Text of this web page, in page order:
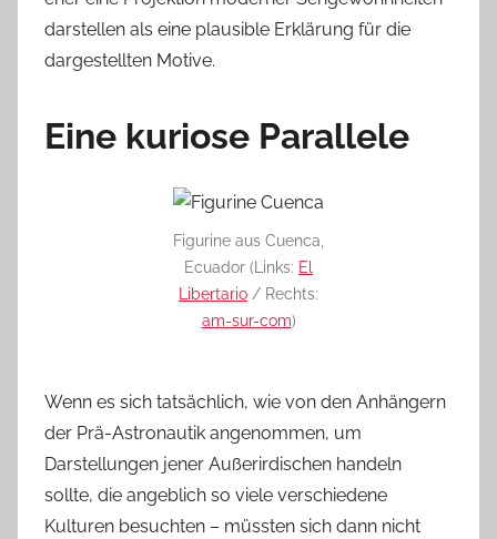
darstellen als eine plausible Erklärung für die
dargestellten Motive.
Eine kuriose Parallele
Figurine aus Cuenca,
Ecuador (Links: El
Libertario / Rechts:
am-sur-com)
Wenn es sich tatsächlich, wie von den Anhängern
der Prä-Astronautik angenommen, um
Darstellungen jener Außerirdischen handeln
sollte, die angeblich so viele verschiedene
Kulturen besuchten – müssten sich dann nicht